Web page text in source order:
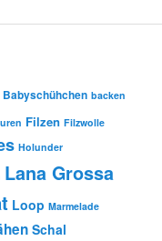
Babyschühchen backen
Filzen Filzwolle
Holunder
Lana Grossa
Loop Marmelade
Schal